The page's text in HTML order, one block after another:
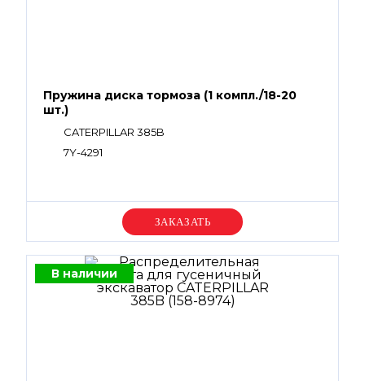
Пружина диска тормоза (1 компл./18-20
шт.)
CATERPILLAR 385B
7Y-4291
Уточняйте цену
В наличии